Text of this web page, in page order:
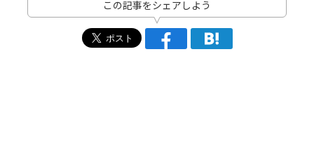
この記事をシェアしよう